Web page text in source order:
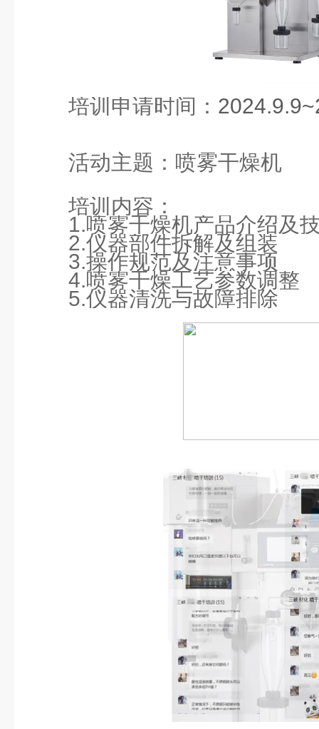
培训申请时间：
活动主题： 喷雾干燥机
培训内容：
1.喷雾干燥机产品介绍及
2.仪器部件拆解及组装
3.操作规范及注意事项
4.喷雾干燥工艺参数调整
5.仪器清洗与故障排除